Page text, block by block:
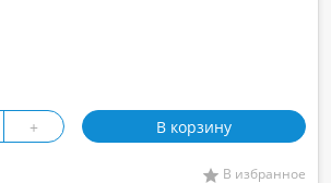
+ В корзину
В избранное